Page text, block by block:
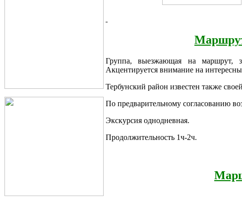
Группа, выезжающая на маршрут,
Акцентируется внимание на
Тербунский район известен также
По предварительному согласованию
Экскурсия однодневная.
Продолжительность 1ч-2ч.